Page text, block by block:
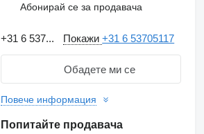
Абонирай се за продавача
+31 6 537... Покажи+31 6 53705117
Обадете ми се
Повече информация
Попитайте продавача